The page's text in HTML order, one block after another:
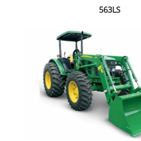
563LS